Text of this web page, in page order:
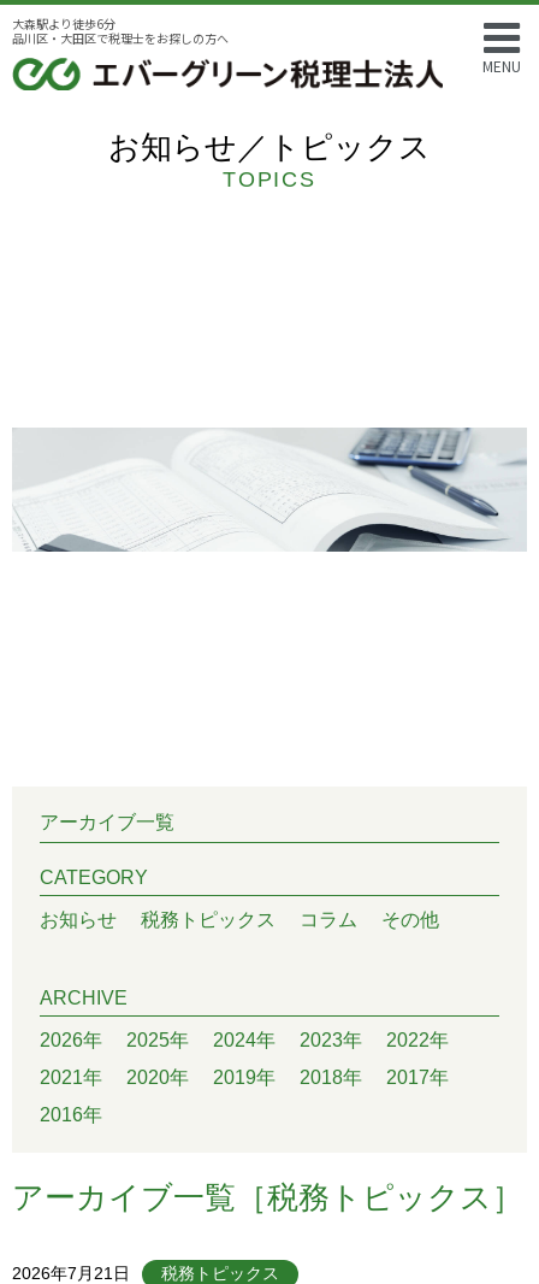
MENU
大森駅より徒歩6分
品川区・大田区で税理士をお探しの方へ
お知らせ／トピックス
TOPICS
アーカイブ一覧
CATEGORY
お知らせ 税務トピックス コラム その他
ARCHIVE
2026年 2025年 2024年 2023年
2022年
2021年
2020年 2019年 2018年
2017年
2016年
アーカイブ一覧［税務トピックス］
2026年7月21日 税務トピックス